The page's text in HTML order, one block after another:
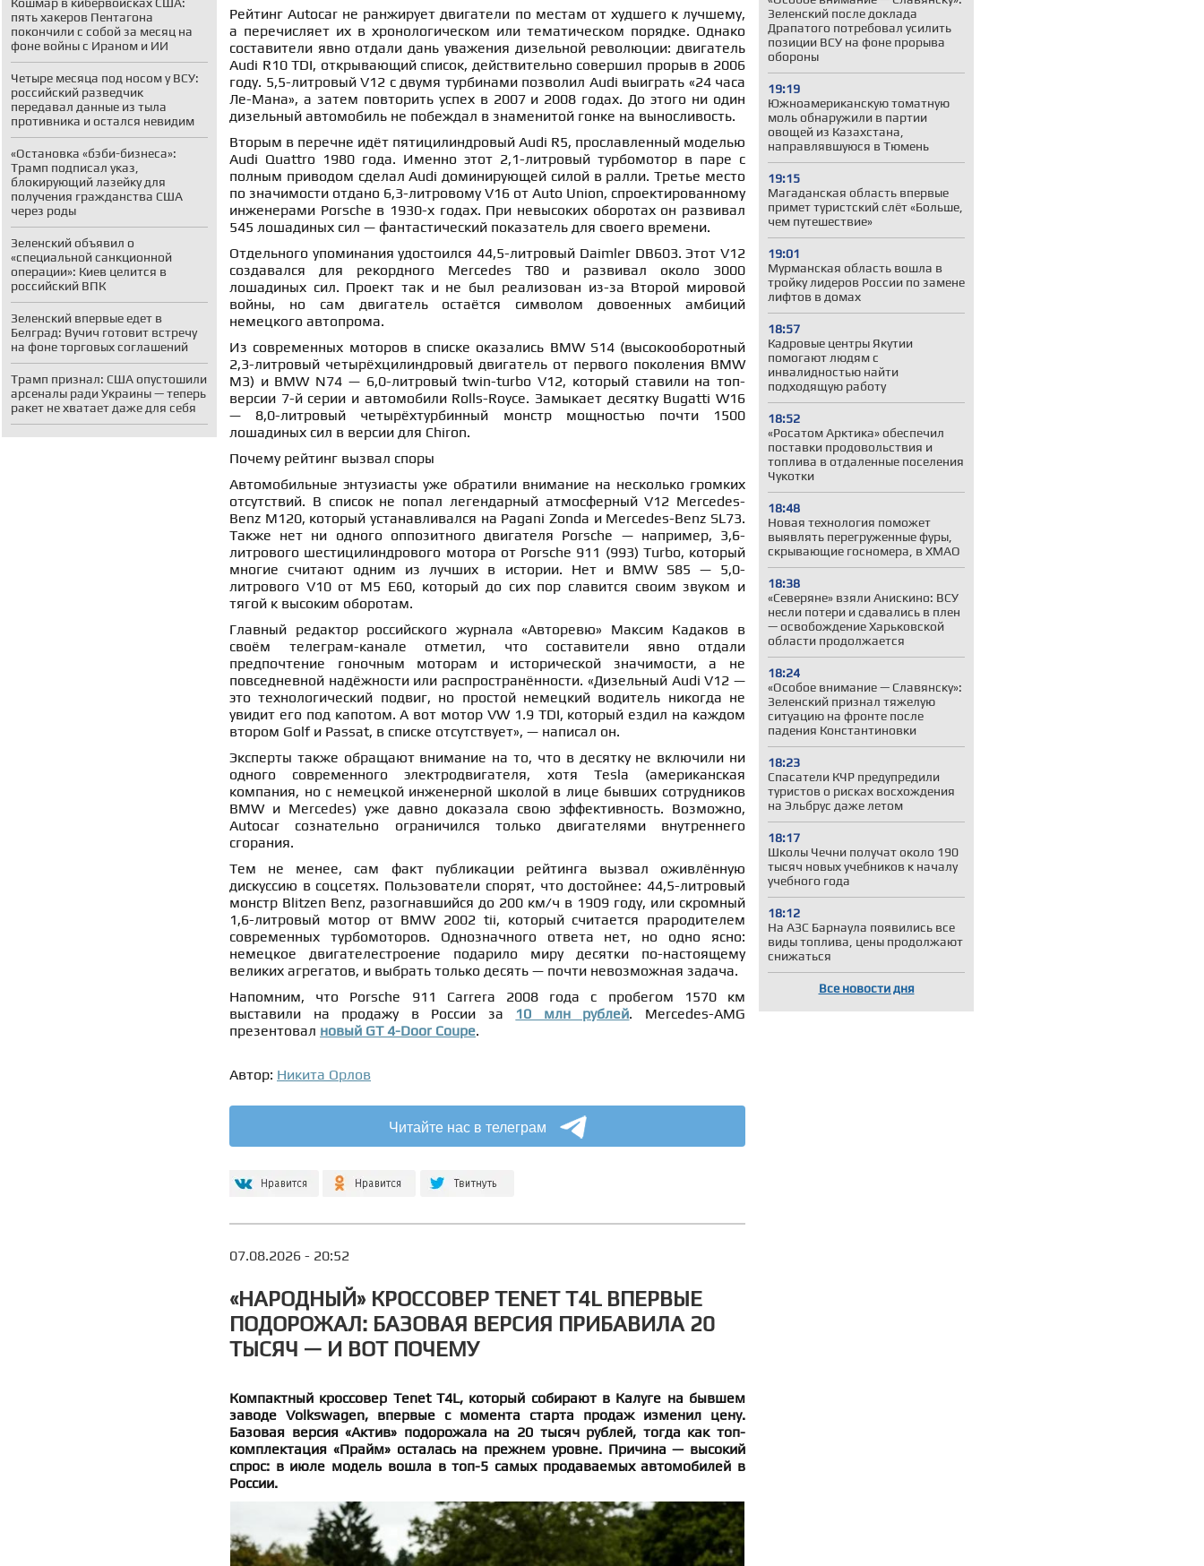
пять хакеров Пентагона
покончили с собой за месяц на
фоне войны с Ираном и ИИ
Четыре месяца под носом у ВСУ:
российский разведчик
передавал данные из тыла
противника и остался невидим
«Остановка «бэби-бизнеса»:
Трамп подписал указ,
блокирующий лазейку для
получения гражданства США
через роды
Зеленский объявил о
«специальной санкционной
операции»: Киев целится в
российский ВПК
Зеленский впервые едет в
Белград: Вучич готовит встречу
на фоне торговых соглашений
Трамп признал: США опустошили
арсеналы ради Украины — теперь
ракет не хватает даже для себя
Зеленский после доклада
Драпатого потребовал усилить
позиции ВСУ на фоне прорыва
обороны
19:19
Южноамериканскую томатную
моль обнаружили в партии
овощей из Казахстана,
направлявшуюся в Тюмень
19:15
Магаданская область впервые
примет туристский слёт «Больше,
чем путешествие»
19:01
Мурманская область вошла в
тройку лидеров России по замене
лифтов в домах
18:57
Кадровые центры Якутии
помогают людям с
инвалидностью найти
подходящую работу
18:52
«Росатом Арктика» обеспечил
поставки продовольствия и
топлива в отдаленные поселения
Чукотки
18:48
Новая технология поможет
выявлять перегруженные фуры,
скрывающие госномера, в ХМАО
18:38
«Северяне» взяли Анискино: ВСУ
несли потери и сдавались в плен
— освобождение Харьковской
области продолжается
18:24
«Особое внимание — Славянску»:
Зеленский признал тяжелую
ситуацию на фронте после
падения Константиновки
18:23
Спасатели КЧР предупредили
туристов о рисках восхождения
на Эльбрус даже летом
18:17
Школы Чечни получат около 190
тысяч новых учебников к началу
учебного года
18:12
На АЗС Барнаула появились все
виды топлива, цены продолжают
снижаться
Все новости дня
Рейтинг Autocar не ранжирует двигатели по местам от худшего к лучшему,
а перечисляет их в хронологическом или тематическом порядке. Однако
составители явно отдали дань уважения дизельной революции: двигатель
Audi R10 TDI, открывающий список, действительно совершил прорыв в 2006
году. 5,5-литровый V12 с двумя турбинами позволил Audi выиграть «24 часа
Ле-Мана», а затем повторить успех в 2007 и 2008 годах. До этого ни один
дизельный автомобиль не побеждал в знаменитой гонке на выносливость.
Вторым в перечне идёт пятицилиндровый Audi R5, прославленный моделью
Audi Quattro 1980 года. Именно этот 2,1-литровый турбомотор в паре с
полным приводом сделал Audi доминирующей силой в ралли. Третье место
по значимости отдано 6,3-литровому V16 от Auto Union, спроектированному
инженерами Porsche в 1930-х годах. При невысоких оборотах он развивал
545 лошадиных сил — фантастический показатель для своего времени.
Отдельного упоминания удостоился 44,5-литровый Daimler DB603. Этот V12
создавался для рекордного Mercedes T80 и развивал около 3000
лошадиных сил. Проект так и не был реализован из-за Второй мировой
войны, но сам двигатель остаётся символом довоенных амбиций
немецкого автопрома.
Из современных моторов в списке оказались BMW S14 (высокооборотный
2,3-литровый четырёхцилиндровый двигатель от первого поколения BMW
M3) и BMW N74 — 6,0-литровый twin-turbo V12, который ставили на топ-
версии 7-й серии и автомобили Rolls-Royce. Замыкает десятку Bugatti W16
— 8,0-литровый четырёхтурбинный монстр мощностью почти 1500
лошадиных сил в версии для Chiron.
Почему рейтинг вызвал споры
Автомобильные энтузиасты уже обратили внимание на несколько громких
отсутствий. В список не попал легендарный атмосферный V12 Mercedes-
Benz M120, который устанавливался на Pagani Zonda и Mercedes-Benz SL73.
Также нет ни одного оппозитного двигателя Porsche — например, 3,6-
литрового шестицилиндрового мотора от Porsche 911 (993) Turbo, который
многие считают одним из лучших в истории. Нет и BMW S85 — 5,0-
литрового V10 от M5 E60, который до сих пор славится своим звуком и
тягой к высоким оборотам.
Главный редактор российского журнала «Авторевю» Максим Кадаков в
своём телеграм-канале отметил, что составители явно отдали
предпочтение гоночным моторам и исторической значимости, а не
повседневной надёжности или распространённости. «Дизельный Audi V12 —
это технологический подвиг, но простой немецкий водитель никогда не
увидит его под капотом. А вот мотор VW 1.9 TDI, который ездил на каждом
втором Golf и Passat, в списке отсутствует», — написал он.
Эксперты также обращают внимание на то, что в десятку не включили ни
одного современного электродвигателя, хотя Tesla (американская
компания, но с немецкой инженерной школой в лице бывших сотрудников
BMW и Mercedes) уже давно доказала свою эффективность. Возможно,
Autocar сознательно ограничился только двигателями внутреннего
сгорания.
Тем не менее, сам факт публикации рейтинга вызвал оживлённую
дискуссию в соцсетях. Пользователи спорят, что достойнее: 44,5-литровый
монстр Blitzen Benz, разогнавшийся до 200 км/ч в 1909 году, или скромный
1,6-литровый мотор от BMW 2002 tii, который считается прародителем
современных турбомоторов. Однозначного ответа нет, но одно ясно:
немецкое двигателестроение подарило миру десятки по-настоящему
великих агрегатов, и выбрать только десять — почти невозможная задача.
Напомним, что Porsche 911 Carrera 2008 года с пробегом 1570 км
выставили на продажу в России за 10 млн рублей. Mercedes-AMG
презентовал новый GT 4-Door Coupe.
Автор: Никита Орлов
Читайте нас в телеграм
07.08.2026 - 20:52
«НАРОДНЫЙ» КРОССОВЕР TENET T4L ВПЕРВЫЕ
ПОДОРОЖАЛ: БАЗОВАЯ ВЕРСИЯ ПРИБАВИЛА 20
ТЫСЯЧ — И ВОТ ПОЧЕМУ
Компактный кроссовер Tenet T4L, который собирают в Калуге на бывшем
заводе Volkswagen, впервые с момента старта продаж изменил цену.
Базовая версия «Актив» подорожала на 20 тысяч рублей, тогда как топ-
комплектация «Прайм» осталась на прежнем уровне. Причина — высокий
спрос: в июле модель вошла в топ-5 самых продаваемых автомобилей в
России.